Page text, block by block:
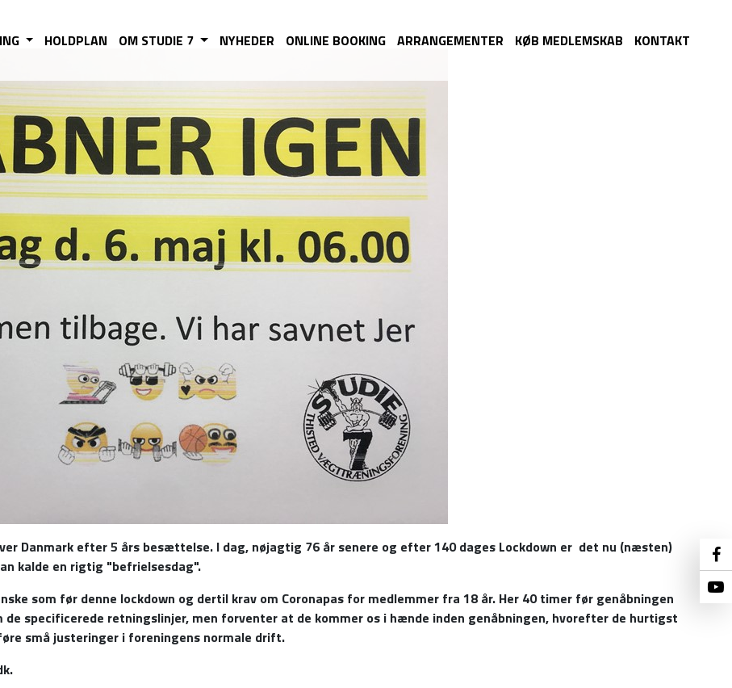
HOLDPLAN OM STUDIE 7 NYHEDER ONLINE BOOKING ARRANGEMENTER KØB MEDLEMSKAB KONTAKT
Danmark efter 5 års besættelse. I dag, nøjagtig 76 år senere og efter 140 dages Lockdown er det nu (næsten)
kalde en rigtig "befrielsesdag".
som før denne lockdown og dertil krav om Coronapas for medlemmer fra 18 år. Her 40 timer før genåbningen
specificerede retningslinjer, men forventer at de kommer os i hænde inden genåbningen, hvorefter de hurtigst
små justeringer i foreningens normale drift.